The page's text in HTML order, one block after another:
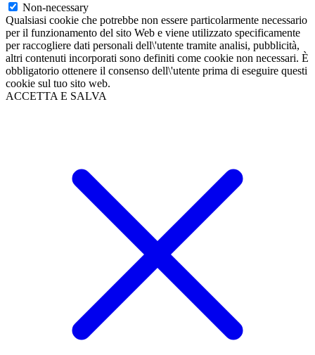
Non-necessary
Qualsiasi cookie che potrebbe non essere particolarmente necessario
per il funzionamento del sito Web e viene utilizzato specificamente
per raccogliere dati personali dell\'utente tramite analisi, pubblicità,
altri contenuti incorporati sono definiti come cookie non necessari. È
obbligatorio ottenere il consenso dell\'utente prima di eseguire questi
cookie sul tuo sito web.
ACCETTA E SALVA